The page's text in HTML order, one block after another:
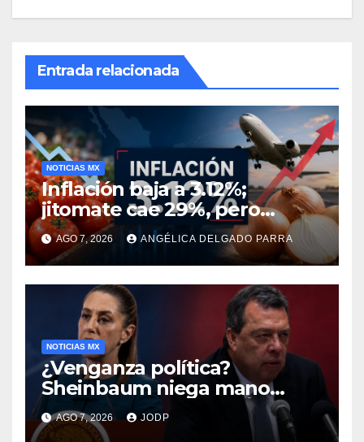
Entrada relacionada
NOTICIAS MX
Inflación baja a 3.12%;
jitomate cae 29%, pero
cebolla y vuelos se
encarecen
AGO 7, 2026 ANGÉLICA DELGADO PARRA
NOTICIAS MX
¿Venganza política?
Sheinbaum niega mano
negra en captura de Ángel
Aguirre
AGO 7, 2026 JODP